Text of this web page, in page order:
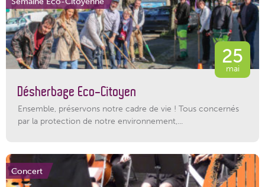
25
mai
Désherbage Eco-Citoyen
Ensemble, préservons notre cadre de vie ! Tous concernés
par la protection de notre environnement,...
Concert